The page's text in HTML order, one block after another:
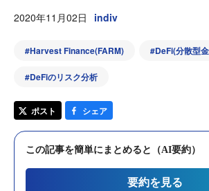
2020年11月02日 indiv
#Harvest Finance(FARM) #DeFi(分散型
#DeFiのリスク分析
ポスト シェア
この記事を簡単にまとめると（AI要約）
要約を見る